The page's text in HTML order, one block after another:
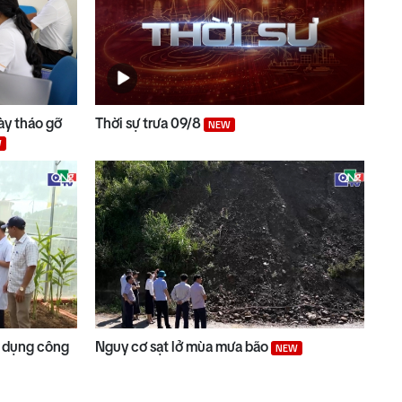
tháo gỡ Thời sự trưa 09/8 NEW
công Nguy cơ sạt lở mùa mưa bão NEW